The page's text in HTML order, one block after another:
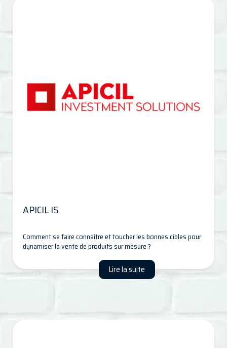
APICIL IS
Comment se faire connaître et toucher les bonnes cibles pour
dynamiser la vente de produits sur mesure ?
Lire la suite